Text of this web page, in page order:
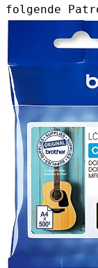
folgende